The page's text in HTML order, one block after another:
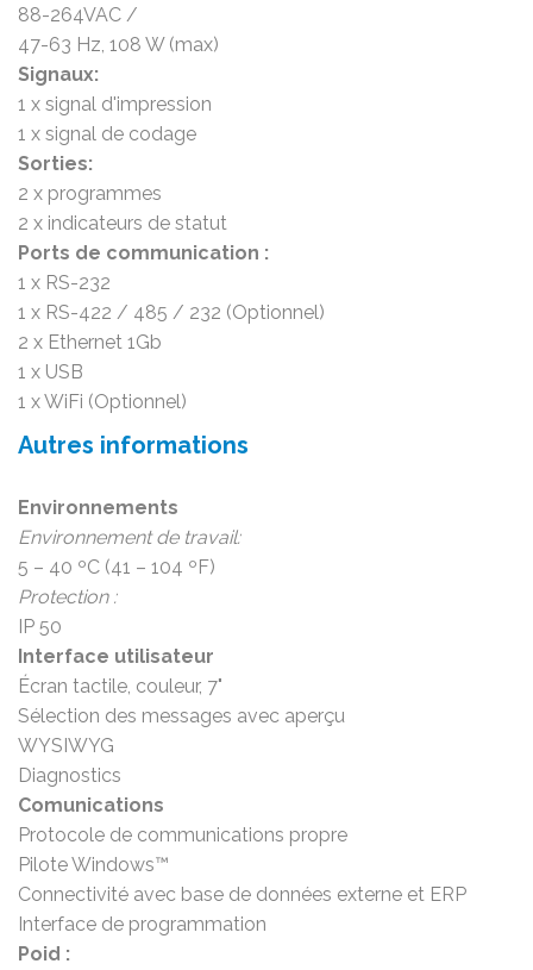
88-264VAC /
47-63 Hz, 108 W (max)
Signaux:
1 x signal d'impression
1 x signal de codage
Sorties:
2 x programmes
2 x indicateurs de statut
Ports de communication :
1 x RS-232
1 x RS-422 / 485 / 232 (Optionnel)
2 x Ethernet 1Gb
1 x USB
1 x WiFi (Optionnel)
Autres informations
Environnements
Environnement de travail:
5 – 40 ºC (41 – 104 ºF)
Protection :
IP 50
Interface utilisateur
Écran tactile, couleur, 7"
Sélection des messages avec aperçu
WYSIWYG
Diagnostics
Comunications
Protocole de communications propre
Pilote Windows™
Connectivité avec base de données externe et ERP
Interface de programmation
Poid :